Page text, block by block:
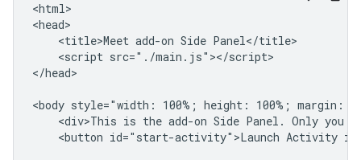
<html>
<head>
    <title>Meet add-on Side Panel</title>
    <script src="./main.js"></script>
</head>
<body style="width: 100%; height: 100%; margin:
<div>This is the add-on Side Panel. Only you
<button id="start-activity">Launch Activity